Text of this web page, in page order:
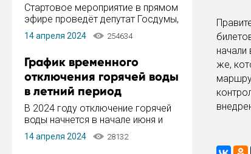
обсуждения Стратегии
развития города
Стартовое мероприятие в прямом
эфире проведёт депутат Госдумы,
инициатор и автор Концепции
развития Сергиева Посада и
Пахомов.
14 апреля 2024 254634
График временного
отключения горячей воды
в летний период
В 2024 году отключение горячей
воды начнется в начале июня и
завершится в конце августа.
Период отключения составит не
14 апреля 2024 28132
начали
же,